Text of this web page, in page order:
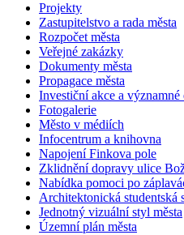
Projekty
Zastupitelstvo a rada města
Rozpočet města
Veřejné zakázky
Dokumenty města
Propagace města
Investiční akce a významné
Fotogalerie
Město v médiích
Infocentrum a knihovna
Napojení Finkova pole
Zklidnění dopravy ulice
Nabídka pomoci po
Architektonická studentská
Jednotný vizuální styl města
Územní plán města